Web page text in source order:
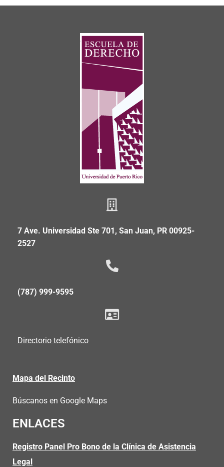
7 Ave. Universidad Ste 701, San Juan, PR 00925-
2527
(787) 999-9595
Directorio telefónico
Mapa del Recinto
Búscanos en Google Maps
ENLACES
Registro Panel Pro Bono de la Clínica de Asistencia
Legal